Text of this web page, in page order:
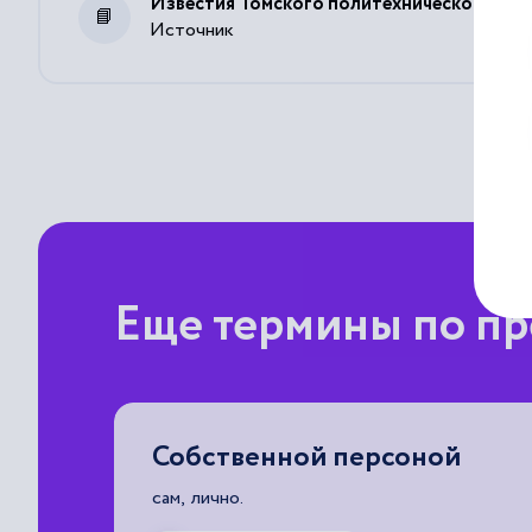
Источник
Еще термины по
Собственной персоной
сам, лично.